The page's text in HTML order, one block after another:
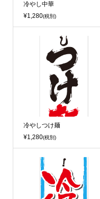
冷やし中華
¥1,280(税別)
冷やしつけ麺
¥1,280(税別)